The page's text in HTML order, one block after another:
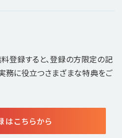
料登録すると、登録の方限定の記
務に役立つさまざまな特典をご
はこちらから